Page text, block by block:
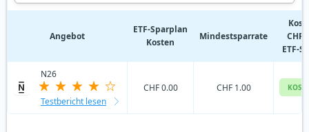
Angebot
ETF‑Sparplan
Kosten
Mindestsparrate
CHF
ETF-
N26
Testbericht lesen
CHF 0.00 CHF 1.00